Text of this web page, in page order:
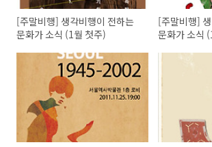
[주말비행] 생각비행이 전하는
문화가 소식 (1월 첫주)
[주말비행]
문화가 소식